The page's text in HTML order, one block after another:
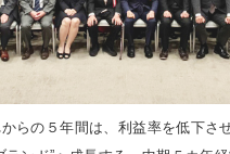
らの５年間は、利益率を低下